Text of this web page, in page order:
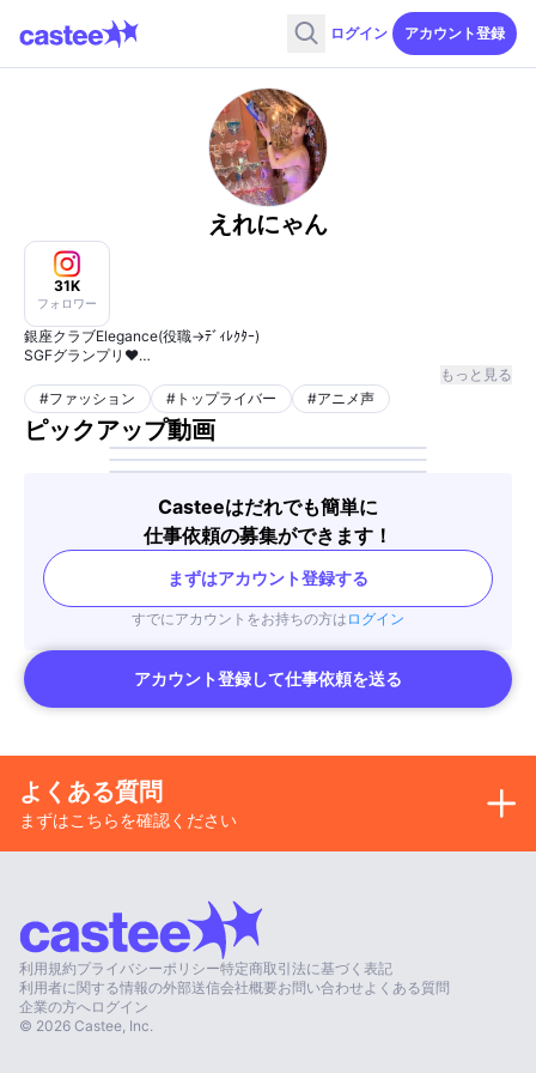
ログイン アカウント登録
えれにゃん
31K
フォロワー
銀座クラブElegance(役職→ﾃﾞｨﾚｸﾀｰ)
SGFグランプリ♥️
157cm 38kg 3サイズ(88/52/80)Hカップ#アニメ声 でよく喋る/🎂0715 🎂
中央大学法学部卒💛
お仕事の依頼/来店予約のみDM見ます💌 #キャバ嬢 #ホステス #トップライ
バー
もっと見る
#ファッション # トップライバー #アニメ声
ピックアップ動画
Casteeはだれでも簡単に
仕事依頼の募集ができます！
まずはアカウント登録する
すでにアカウントをお持ちの方は ログイン
アカウント登録して仕事依頼を送る
よくある質問
まずはこちらを確認ください
利用規約プライバシーポリシー特定商取引法に基づく表記
利用者に関する情報の外部送信会社概要お問い合わせ よくある質問
企業の方へログイン
© 2026 Castee, Inc.